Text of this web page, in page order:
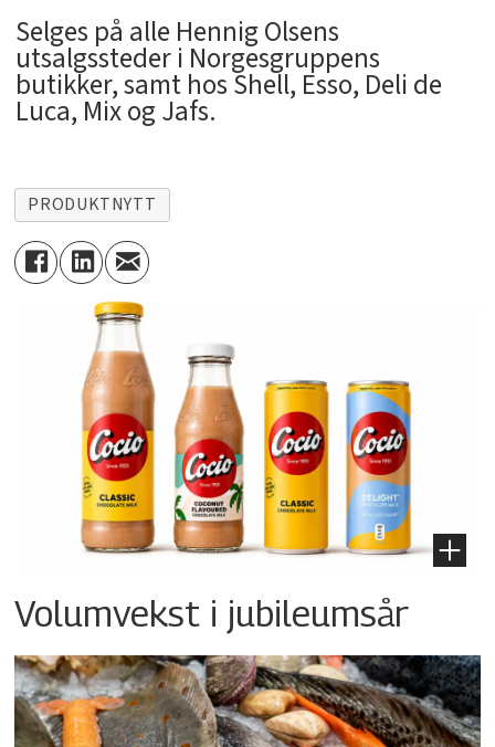
Selges på alle Hennig Olsens
utsalgssteder i Norgesgruppens
butikker, samt hos Shell, Esso, Deli de
Luca, Mix og Jafs.
PRODUKTNYTT
Volumvekst i jubileumsår